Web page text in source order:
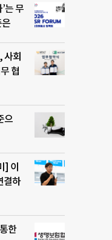
는 무
사회
협
으
] 이
결하
한